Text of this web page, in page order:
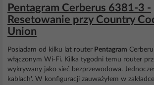
Pentagram Cerberus 6381-3 -
Resetowanie przy Country
Union
Posiadam od kilku lat router Pentagram
włączonym Wi-Fi. Kilka tygodni temu router
wykrywany jako sieć bezprzewodowa.
kablach'. W konfiguracji zauważyłem w